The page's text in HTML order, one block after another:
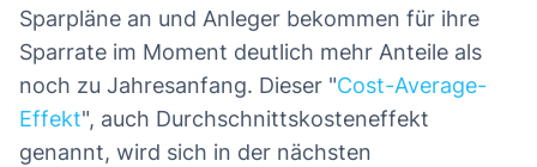
Sparpläne an und Anleger bekommen für ihre
Sparrate im Moment deutlich mehr Anteile als
noch zu Jahresanfang. Dieser "Cost-Average-
Effekt", auch Durchschnittskosteneffekt
genannt, wird sich in der nächsten